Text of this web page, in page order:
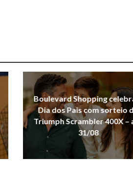
Boulevard Shopping
Dia dos Pais com sorteio
Triumph Scrambler 400X –
31/08